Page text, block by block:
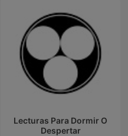
Lecturas Para Dormir O
Despertar